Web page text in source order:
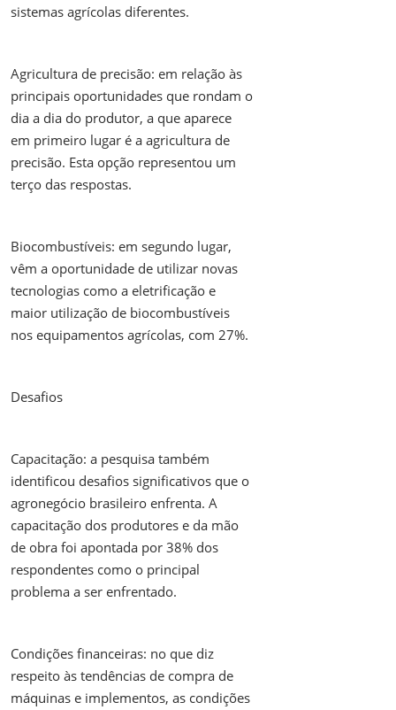
sistemas agrícolas diferentes.
Agricultura de precisão: em relação às
principais oportunidades que rondam o
dia a dia do produtor, a que aparece
em primeiro lugar é a agricultura de
precisão. Esta opção representou um
terço das respostas.
Biocombustíveis: em segundo lugar,
vêm a oportunidade de utilizar novas
tecnologias como a eletrificação e
maior utilização de biocombustíveis
nos equipamentos agrícolas, com 27%.
Desafios
Capacitação: a pesquisa também
identificou desafios significativos que o
agronegócio brasileiro enfrenta. A
capacitação dos produtores e da mão
de obra foi apontada por 38% dos
respondentes como o principal
problema a ser enfrentado.
Condições financeiras: no que diz
respeito às tendências de compra de
máquinas e implementos, as condições